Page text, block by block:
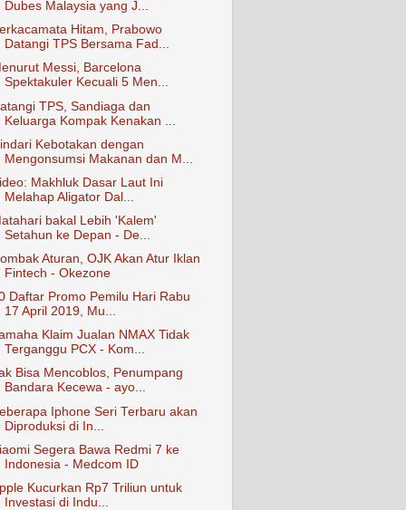
Dubes Malaysia yang J...
Hitam, Prabowo
Datangi TPS Bersama Fad...
Messi, Barcelona
Spektakuler Kecuali 5 Men...
TPS, Sandiaga dan
Keluarga Kompak Kenakan ...
Kebotakan dengan
Mengonsumsi Makanan dan M...
Makhluk Dasar Laut Ini
Melahap Aligator Dal...
bakal Lebih 'Kalem'
Setahun ke Depan - De...
Aturan, OJK Akan Atur Iklan
Fintech - Okezone
Daftar Promo Pemilu Hari Rabu
17 April 2019, Mu...
Klaim Jualan NMAX Tidak
Terganggu PCX - Kom...
Bisa Mencoblos, Penumpang
Bandara Kecewa - ayo...
Iphone Seri Terbaru akan
Diproduksi di In...
Segera Bawa Redmi 7 ke
Indonesia - Medcom ID
Kucurkan Rp7 Triliun untuk
Investasi di Indu...